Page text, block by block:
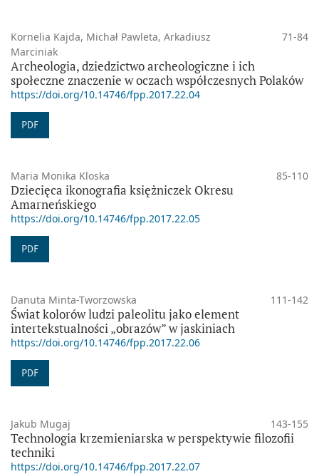
Kornelia Kajda, Michał Pawleta, Arkadiusz
Marciniak
71-84
Archeologia, dziedzictwo archeologiczne i ich
społeczne znaczenie w oczach współczesnych Polaków
https://doi.org/10.14746/fpp.2017.22.04
PDF
Maria Monika Kloska 85-110
Dziecięca ikonografia księżniczek Okresu
Amarneńskiego
https://doi.org/10.14746/fpp.2017.22.05
PDF
Danuta Minta-Tworzowska 111-142
Świat kolorów ludzi paleolitu jako element
intertekstualności „obrazów” w jaskiniach
https://doi.org/10.14746/fpp.2017.22.06
PDF
Jakub Mugaj 143-155
Technologia krzemieniarska w perspektywie filozofii
techniki
https://doi.org/10.14746/fpp.2017.22.07